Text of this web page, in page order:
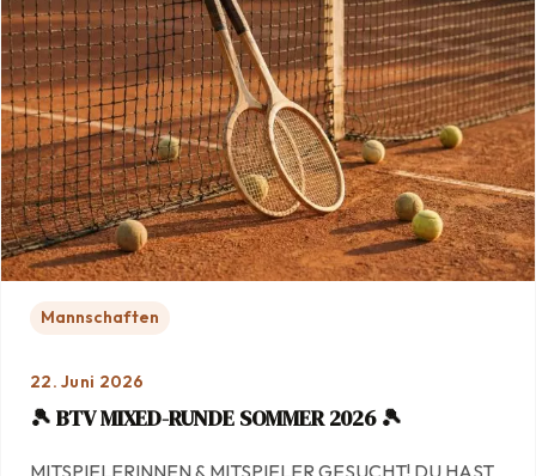
Mannschaften
22. Juni 2026
🎾 BTV MIXED-RUNDE SOMMER 2026 🎾
MITSPIELERINNEN & MITSPIELER GESUCHT! DU HAST